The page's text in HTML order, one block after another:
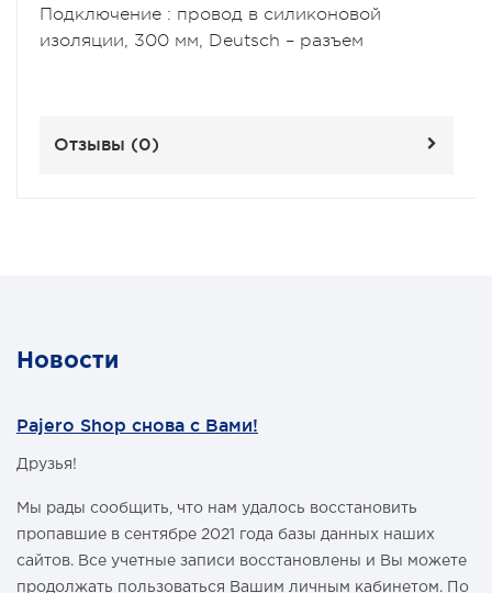
Подключение : провод в силиконовой
изоляции, 300 мм, Deutsch – разъем
Отзывы (0)
Новости
Pajero Shop снова с Вами!
Друзья!
Мы рады сообщить, что нам удалось восстановить
пропавшие в сентябре 2021 года базы данных наших
сайтов. Все учетные записи восстановлены и Вы можете
продолжать пользоваться Вашим личным кабинетом. По